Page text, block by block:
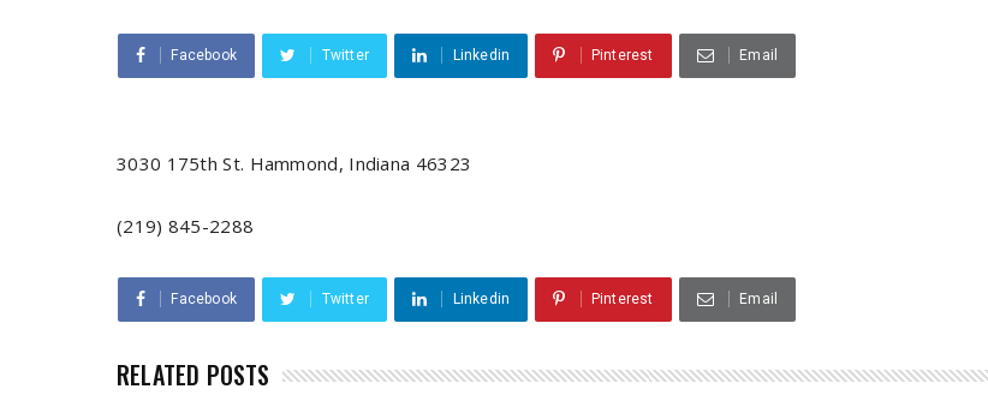
Facebook Twitter Linkedin Pinterest Email
3030 175th St. Hammond, Indiana 46323
(219) 845-2288
Facebook Twitter Linkedin Pinterest Email
RELATED POSTS